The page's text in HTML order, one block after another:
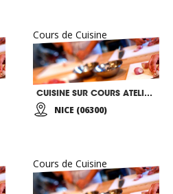
Cours de Cuisine
CUISINE SUR COURS ATELIER GASTRONOMIQUE
NICE (06300)
Cours de Cuisine